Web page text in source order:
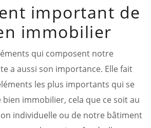
important de
immobilier
qui composent notre
a aussi son importance. Elle fait
les plus importants qui se
immobilier, cela que ce soit au
individuelle ou de notre bâtiment